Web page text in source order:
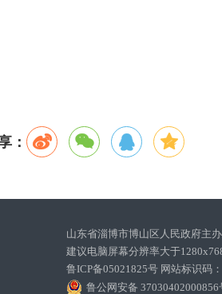
：
山东省淄博市博山区人民政府
建议电脑屏幕分辨率大于
鲁ICP备05021825号 网站标识码
鲁公网安备 37030402000856